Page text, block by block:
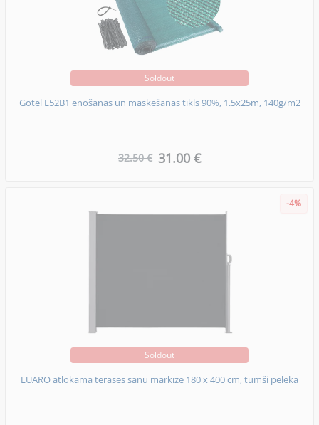
Soldout
Gotel L52B1 ēnošanas un maskēšanas tīkls 90%, 1.5x25m, 140g/m2
32.50 € 31.00 €
-4%
Soldout
LUARO atlokāma terases sānu markīze 180 x 400 cm, tumši pelēka